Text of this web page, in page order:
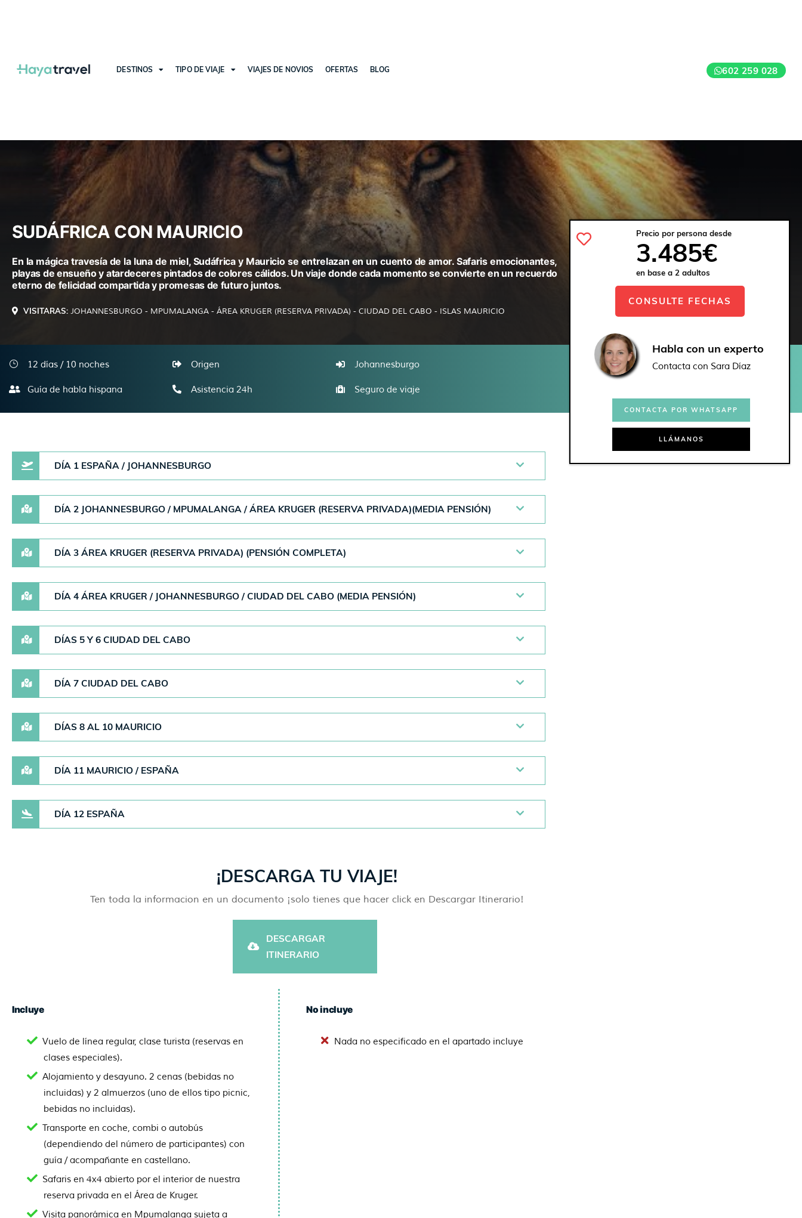
DESTINOS TIPO DE VIAJE VIAJES DE NOVIOS OFERTAS BLOG 602 259 028
SUDÁFRICA CON MAURICIO
En la mágica travesía de la luna de miel, Sudáfrica y Mauricio se entrelazan en un cuento de amor. Safaris emocionantes,
playas de ensueño y atardeceres pintados de colores cálidos. Un viaje donde cada momento se convierte en un recuerdo
eterno de felicidad compartida y promesas de futuro juntos.
VISITARAS: JOHANNESBURGO - MPUMALANGA - ÁREA KRUGER (RESERVA PRIVADA) - CIUDAD DEL CABO - ISLAS MAURICIO
Precio por persona desde
3.485€
en base a 2 adultos
CONSULTE FECHAS
Habla con un experto
Contacta con Sara Díaz
CONTACTA POR WHATSAPP
LLÁMANOS
12 días / 10 noches Origen Johannesburgo
Guía de habla hispana Asistencia 24h Seguro de viaje
DÍA 1 ESPAÑA / JOHANNESBURGO
DÍA 2 JOHANNESBURGO / MPUMALANGA / ÁREA KRUGER (RESERVA PRIVADA)(MEDIA PENSIÓN)
DÍA 3 ÁREA KRUGER (RESERVA PRIVADA) (PENSIÓN COMPLETA)
DÍA 4 ÁREA KRUGER / JOHANNESBURGO / CIUDAD DEL CABO (MEDIA PENSIÓN)
DÍAS 5 Y 6 CIUDAD DEL CABO
DÍA 7 CIUDAD DEL CABO
DÍAS 8 AL 10 MAURICIO
DÍA 11 MAURICIO / ESPAÑA
DÍA 12 ESPAÑA
¡DESCARGA TU VIAJE!
Ten toda la informacion en un documento ¡solo tienes que hacer click en Descargar Itinerario!
DESCARGAR
ITINERARIO
Incluye
Vuelo de línea regular, clase turista (reservas en
clases especiales).
Alojamiento y desayuno. 2 cenas (bebidas no
incluidas) y 2 almuerzos (uno de ellos tipo picnic,
bebidas no incluidas).
Transporte en coche, combi o autobús
(dependiendo del número de participantes) con
guía / acompañante en castellano.
Safaris en 4x4 abierto por el interior de nuestra
reserva privada en el Área de Kruger.
Visita panorámica en Mpumalanga sujeta a
No incluye
Nada no especificado en el apartado incluye